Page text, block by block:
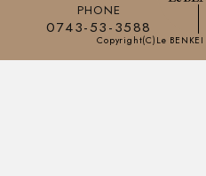
PHONE
0743-53-3588
Copyright(C)Le